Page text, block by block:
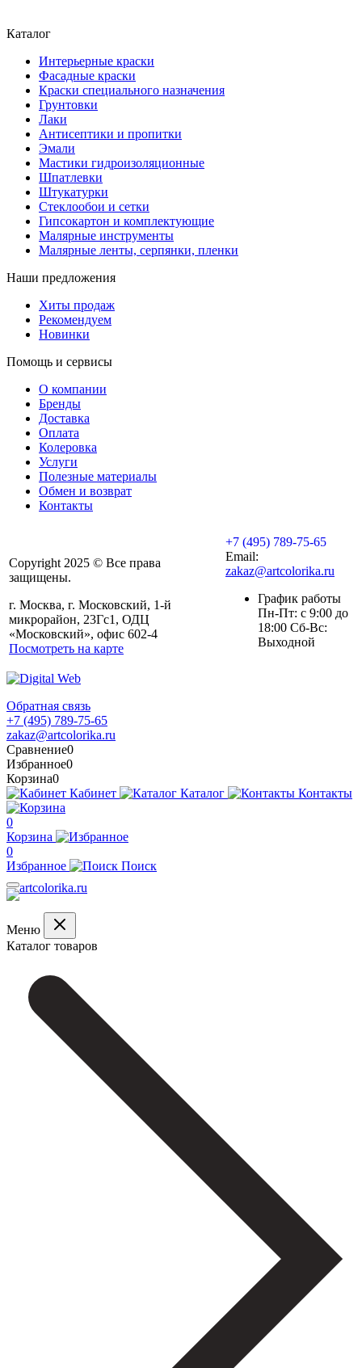
Каталог
Интерьерные краски
Фасадные краски
Краски специального назначения
Грунтовки
Лаки
Антисептики и пропитки
Эмали
Мастики гидроизоляционные
Шпатлевки
Штукатурки
Стеклообои и сетки
Гипсокартон и комплектующие
Малярные инструменты
Малярные ленты, серпянки, пленки
Наши предложения
Хиты продаж
Рекомендуем
Новинки
Помощь и сервисы
О компании
Бренды
Доставка
Оплата
Колеровка
Услуги
Полезные материалы
Обмен и возврат
Контакты
Copyright 2025 © Все права
защищены.
г. Москва, г. Московский, 1-й
микрорайон, 23Гс1, ОДЦ
«Московский», офис 602-4
Посмотреть на карте
+7 (495) 789-75-65
Email:
zakaz@artcolorika.ru
График работы
Пн-Пт: с 9:00 до
18:00 Сб-Вс:
Выходной
Обратная связь
+7 (495) 789-75-65
zakaz@artcolorika.ru
Сравнение0
Избранное0
Корзина0
Кабинет
Каталог Контакты
0
Корзина
0
Избранное
Поиск
Меню
Каталог товаров